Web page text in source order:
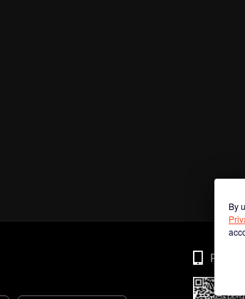
By
Phone